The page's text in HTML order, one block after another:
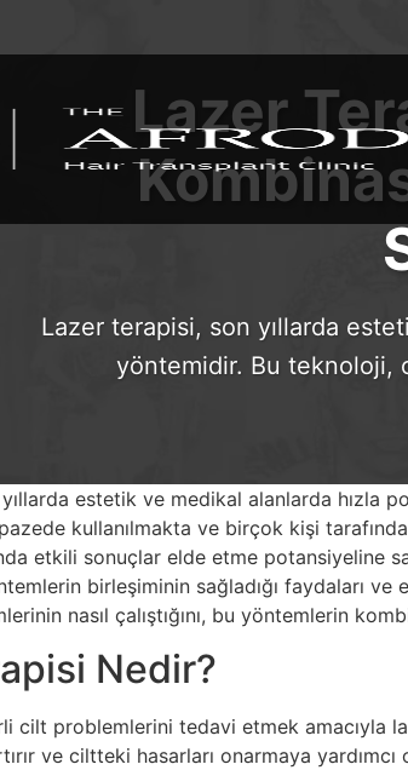
Lazer
Lazer terapisi, son yıllarda
yöntemidir. Bu teknoloji,
estetik ve medikal alanlarda hızla
kullanılmakta ve birçok kişi
etkili sonuçlar elde etme potansiyeline
birleşiminin sağladığı faydaları
nasıl çalıştığını, bu yöntemlerin
Nedir?
cilt problemlerini tedavi etmek amacıyla
ve ciltteki hasarları onarmaya